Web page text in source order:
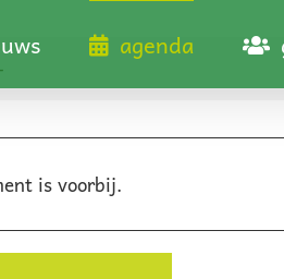
agenda
is voorbij.